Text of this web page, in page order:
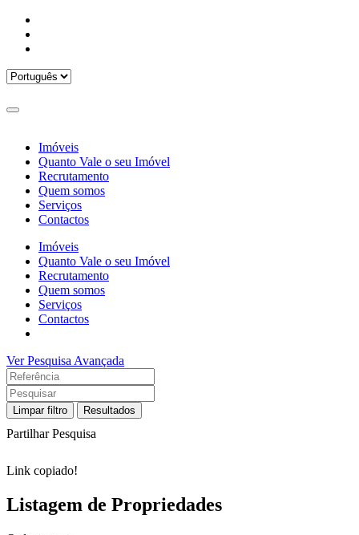
Imóveis
Quanto Vale o seu Imóvel
Recrutamento
Quem somos
Serviços
Contactos
Imóveis
Quanto Vale o seu Imóvel
Recrutamento
Quem somos
Serviços
Contactos
Ver Pesquisa Avançada
Limpar filtro Resultados
Partilhar Pesquisa
Link copiado!
Listagem de Propriedades